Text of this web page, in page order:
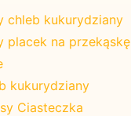
chleb kukurydziany
placek na przekąskę
kukurydziany
Ciasteczka